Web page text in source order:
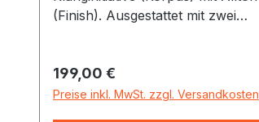
(Finish). Ausgestattet mit zwei
Snaresounds oder Latino-Conga-
Sound) und seitlicher
Regulärer Preis:
199,00 €
Preise inkl. MwSt. zzgl. Versandkosten